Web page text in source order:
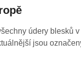
údery blesků
jsou